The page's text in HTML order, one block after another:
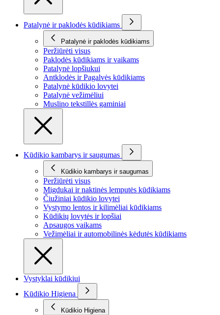
Patalynė ir paklodės kūdikiams
Patalynė ir paklodės kūdikiams
Peržiūrėti visus
Paklodės kūdikiams ir vaikams
Patalynė lopšiukui
Antklodės ir Pagalvės kūdikiams
Patalynė kūdikio lovytei
Patalynė vežimėliui
Muslino tekstillės gaminiai
Kūdikio kambarys ir saugumas
Kūdikio kambarys ir saugumas
Peržiūrėti visus
Migdukai ir naktinės lemputės kūdikiams
Čiužiniai kūdikio lovytei
Vystymo lentos ir kilimėliai kūdikiams
Kūdikių lovytės ir lopšiai
Apsaugos vaikams
Vežimėliai ir automobilinės kėdutės kūdikiams
Vystyklai kūdikiui
Kūdikio Higiena
Kūdikio Higiena